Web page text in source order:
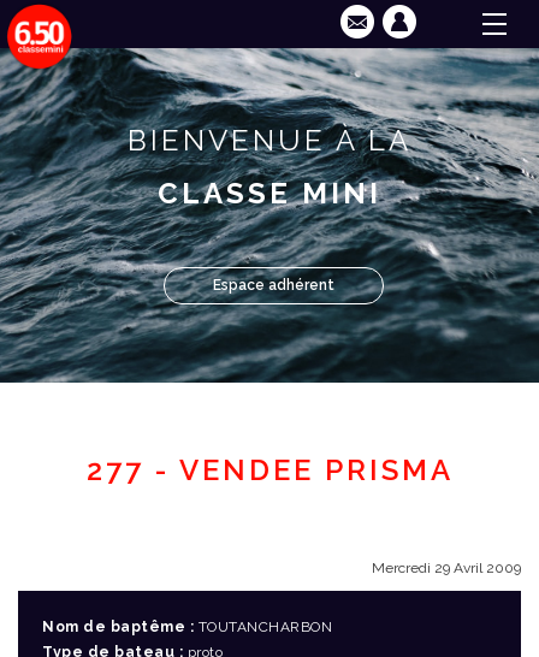
BIENVENUE À LA
CLASSE MINI
Espace adhérent
277 - VENDEE PRISMA
Mercredi 29 Avril 2009
Nom de baptême : TOUTANCHARBON
Type de bateau : proto